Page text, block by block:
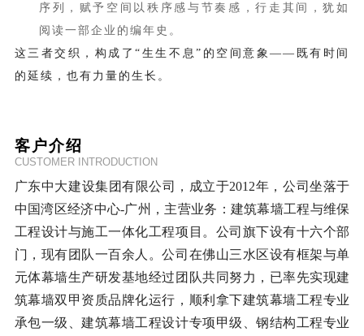
序列，赋予空间以秩序感与节奏感，行走其间，犹如
阅读一部企业的编年史。
这三者交织，构成了“生生不息”的空间意象——既有时间
的延续，也有力量的生长。
客户介绍
CUSTOMER INTRODUCTION
广东中大建设集团有限公司，成立于2012年，公司坐落于
中国湾区经济中心-广州，主营业务：建筑幕墙工程与维保
工程设计与施工一体化工程项目。 公司旗下设有十六个部
门，现有团队一百余人。公司在佛山三水区设有框架与单
元体幕墙生产研发基地经过团队共同努力，已率先实现建
筑幕墙双甲资质品牌化运行，顺利拿下建筑幕墙工程专业
承包一级、建筑幕墙工程设计专项甲级、钢结构工程专业